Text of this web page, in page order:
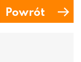
Powrót